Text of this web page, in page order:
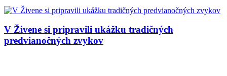
V Živene si pripravili ukážku tradičných
predvianočných zvykov